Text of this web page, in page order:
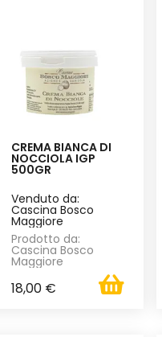
CREMA BIANCA DI
NOCCIOLA IGP
500GR
Venduto da:
Cascina Bosco
Maggiore
Prodotto da:
Cascina Bosco
Maggiore
18,00 €